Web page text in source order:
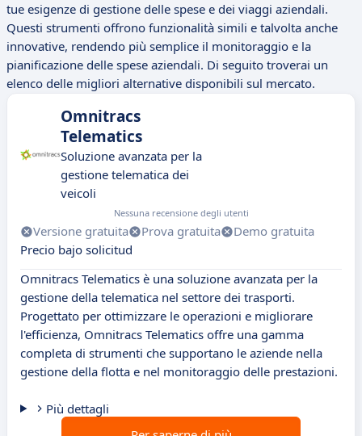
tue esigenze di gestione delle spese e dei viaggi aziendali.
Questi strumenti offrono funzionalità simili e talvolta anche
innovative, rendendo più semplice il monitoraggio e la
pianificazione delle spese aziendali. Di seguito troverai un
elenco delle migliori alternative disponibili sul mercato.
Omnitracs
Telematics
Soluzione avanzata per la
gestione telematica dei
veicoli
Nessuna recensione degli utenti
Versione gratuita Prova gratuita
Demo gratuita
Precio bajo solicitud
Omnitracs Telematics è una soluzione avanzata per la
gestione della telematica nel settore dei trasporti.
Progettato per ottimizzare le operazioni e migliorare
l'efficienza, Omnitracs Telematics offre una gamma
completa di strumenti che supportano le aziende nella
gestione della flotta e nel monitoraggio delle prestazioni.
Più dettagli